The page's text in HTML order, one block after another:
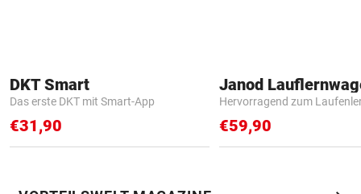
DKT Smart
Das erste DKT mit Smart-App
€31,90
Janod
Hervorragend zum
€59,90